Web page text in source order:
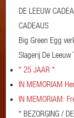
DE LEEUW
CADEAUS
Big Green Egg
Slagerij De Leeuw
* 25 JAAR *
IN MEMORIAM
IN MEMORIAM:
* BEZORGING /